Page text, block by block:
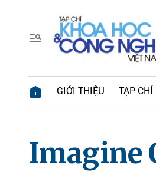
GIỚI THIỆU TẠP CHÍ
Imagine